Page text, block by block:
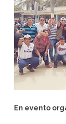
En evento